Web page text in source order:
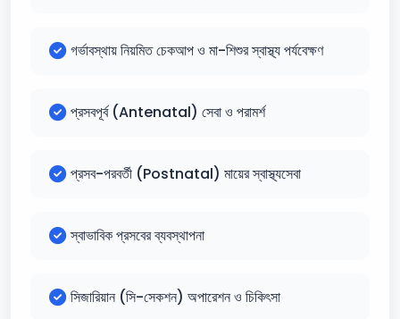
গর্ভাবস্থায় নিয়মিত চেকআপ ও মা-শিশুর স্বাস্থ্য পর্যবেক্ষণ
প্রসবপূর্ব (Antenatal) সেবা ও পরামর্শ
প্রসব-পরবর্তী (Postnatal) মায়ের স্বাস্থ্যসেবা
স্বাভাবিক প্রসবের ব্যবস্থাপনা
সিজারিয়ান (সি-সেকশন) অপারেশন ও চিকিৎসা